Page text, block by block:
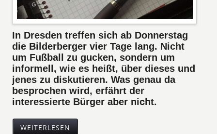
In Dresden treffen sich ab Donnerstag
die Bilderberger vier Tage lang. Nicht
um Fußball zu gucken, sondern um
informell, wie es heißt, über dieses und
jenes zu diskutieren. Was genau da
besprochen wird, erfährt der
interessierte Bürger aber nicht.
WEITERLESEN